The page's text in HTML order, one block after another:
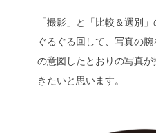
「撮影」と「比較＆選別
ぐるぐる回して、写真の
の意図したとおりの写真
きたいと思います。